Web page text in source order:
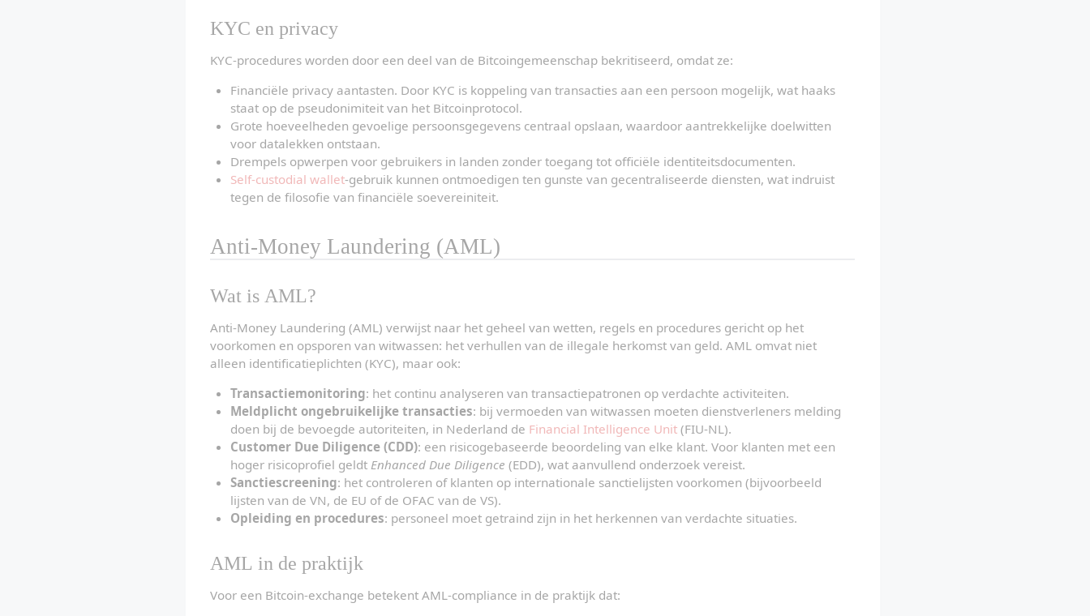
KYC en privacy
KYC-procedures worden door een deel van de Bitcoingemeenschap bekritiseerd, omdat ze:
Financiële privacy aantasten. Door KYC is koppeling van transacties aan een persoon mogelijk, wat haaks
staat op de pseudonimiteit van het Bitcoinprotocol.
Grote hoeveelheden gevoelige persoonsgegevens centraal opslaan, waardoor aantrekkelijke doelwitten
voor datalekken ontstaan.
Drempels opwerpen voor gebruikers in landen zonder toegang tot officiële identiteitsdocumenten.
Self-custodial wallet-gebruik kunnen ontmoedigen ten gunste van gecentraliseerde diensten, wat indruist
tegen de filosofie van financiële soevereiniteit.
Anti-Money Laundering (AML)
Wat is AML?
Anti-Money Laundering (AML) verwijst naar het geheel van wetten, regels en procedures gericht op het
voorkomen en opsporen van witwassen: het verhullen van de illegale herkomst van geld. AML omvat niet
alleen identificatieplichten (KYC), maar ook:
Transactiemonitoring: het continu analyseren van transactiepatronen op verdachte activiteiten.
Meldplicht ongebruikelijke transacties: bij vermoeden van witwassen moeten dienstverleners melding
doen bij de bevoegde autoriteiten, in Nederland de Financial Intelligence Unit (FIU-NL).
Customer Due Diligence (CDD): een risicogebaseerde beoordeling van elke klant. Voor klanten met een
hoger risicoprofiel geldt Enhanced Due Diligence (EDD), wat aanvullend onderzoek vereist.
Sanctiescreening: het controleren of klanten op internationale sanctielijsten voorkomen (bijvoorbeeld
lijsten van de VN, de EU of de OFAC van de VS).
Opleiding en procedures: personeel moet getraind zijn in het herkennen van verdachte situaties.
AML in de praktijk
Voor een Bitcoin-exchange betekent AML-compliance in de praktijk dat: